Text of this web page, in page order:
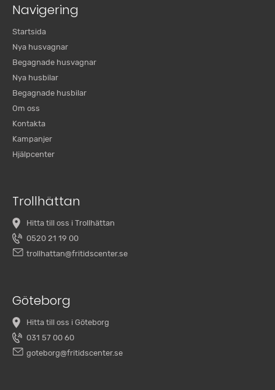
Navigering
Startsida
Nya husvagnar
Begagnade husvagnar
Nya husbilar
Begagnade husbilar
Om oss
Kontakta
Kampanjer
Hjälpcenter
Trollhättan
Hitta till oss i Trollhättan
0520 21 19 00
trollhattan@fritidscenter.se
Göteborg
Hitta till oss i Göteborg
031 57 00 60
goteborg@fritidscenter.se